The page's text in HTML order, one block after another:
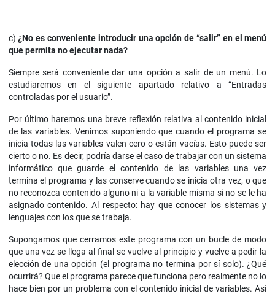
c)¿No es conveniente introducir una opción de “salir” en el menú
que permita no ejecutar nada?
Siempre será conveniente dar una opción a salir de un menú. Lo
estudiaremos en el siguiente apartado relativo a “Entradas
controladas por el usuario”.
Por último haremos una breve reflexión relativa al contenido inicial
de las variables. Venimos suponiendo que cuando el programa se
inicia todas las variables valen cero o están vacías. Esto puede ser
cierto o no. Es decir, podría darse el caso de trabajar con un sistema
informático que guarde el contenido de las variables una vez
termina el programa y las conserve cuando se inicia otra vez, o que
no reconozca contenido alguno ni a la variable misma si no se le ha
asignado contenido. Al respecto: hay que conocer los sistemas y
lenguajes con los que se trabaja.
Supongamos que cerramos este programa con un bucle de modo
que una vez se llega al final se vuelve al principio y vuelve a pedir la
elección de una opción (el programa no termina por sí solo). ¿Qué
ocurrirá? Que el programa parece que funciona pero realmente no lo
hace bien por un problema con el contenido inicial de variables. Así